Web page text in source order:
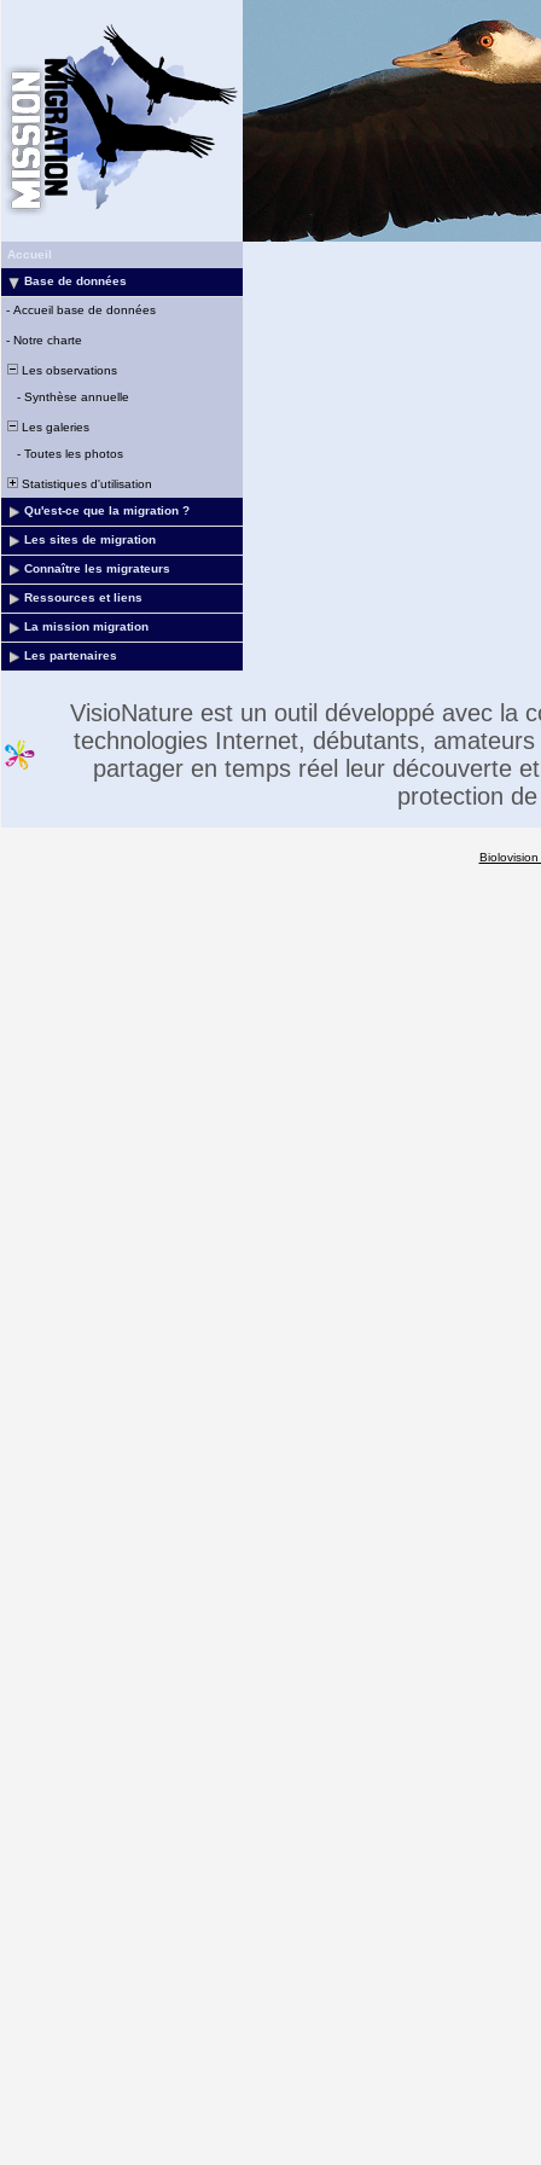
Accueil
Base de données
- Accueil base de données
- Notre charte
Les observations
- Synthèse annuelle
Les galeries
- Toutes les photos
Statistiques d'utilisation
Qu'est-ce que la migration ?
Les sites de migration
Connaître les migrateurs
Ressources et liens
La mission migration
Les partenaires
VisioNature est un outil développé avec la
technologies Internet, débutants,
partager en temps réel leur découverte
protection
Biolovision